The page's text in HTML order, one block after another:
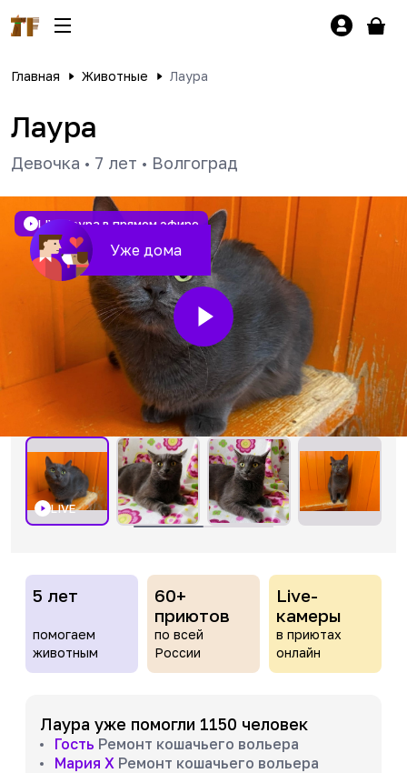
Главная Животные Лаура
Лаура
Девочка • 7 лет • Волгоград
Уже дома
LIVEЛаура в прямом эфире
LIVE
5 лет
помогаем
животным
60+
приютов
по всей
России
Live-
камеры
в приютах
онлайн
Лаура уже помогли 1150 человек
Гость Ремонт кошачьего вольера
Мария Х Ремонт кошачьего вольера